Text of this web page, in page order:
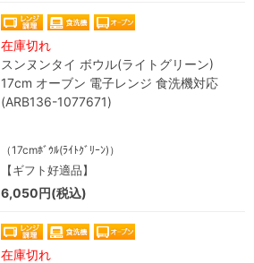
在庫切れ
スンヌンタイ ボウル(ライトグリーン)
17cm オーブン 電子レンジ 食洗機対応
(ARB136-1077671)
（17cmﾎﾞｳﾙ(ﾗｲﾄｸﾞﾘｰﾝ)）
【ギフト好適品】
6,050円(税込)
在庫切れ